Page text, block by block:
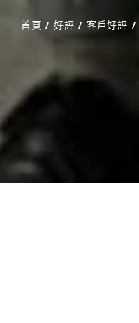
首頁/ 好評/ 客戶好評 /